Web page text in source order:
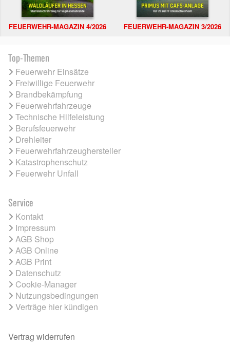
FEUERWEHR-MAGAZIN 4/2026 FEUERWEHR-MAGAZIN 3/2026
Top-Themen
Feuerwehr Einsätze
Freiwillige Feuerwehr
Brandbekämpfung
Feuerwehrfahrzeuge
Technische Hilfeleistung
Berufsfeuerwehr
Drehleiter
Feuerwehrfahrzeughersteller
Katastrophenschutz
Feuerwehr Unfall
Service
Kontakt
Impressum
AGB Shop
AGB Online
AGB Print
Datenschutz
Cookie-Manager
Nutzungsbedingungen
Verträge hier kündigen
Vertrag widerrufen